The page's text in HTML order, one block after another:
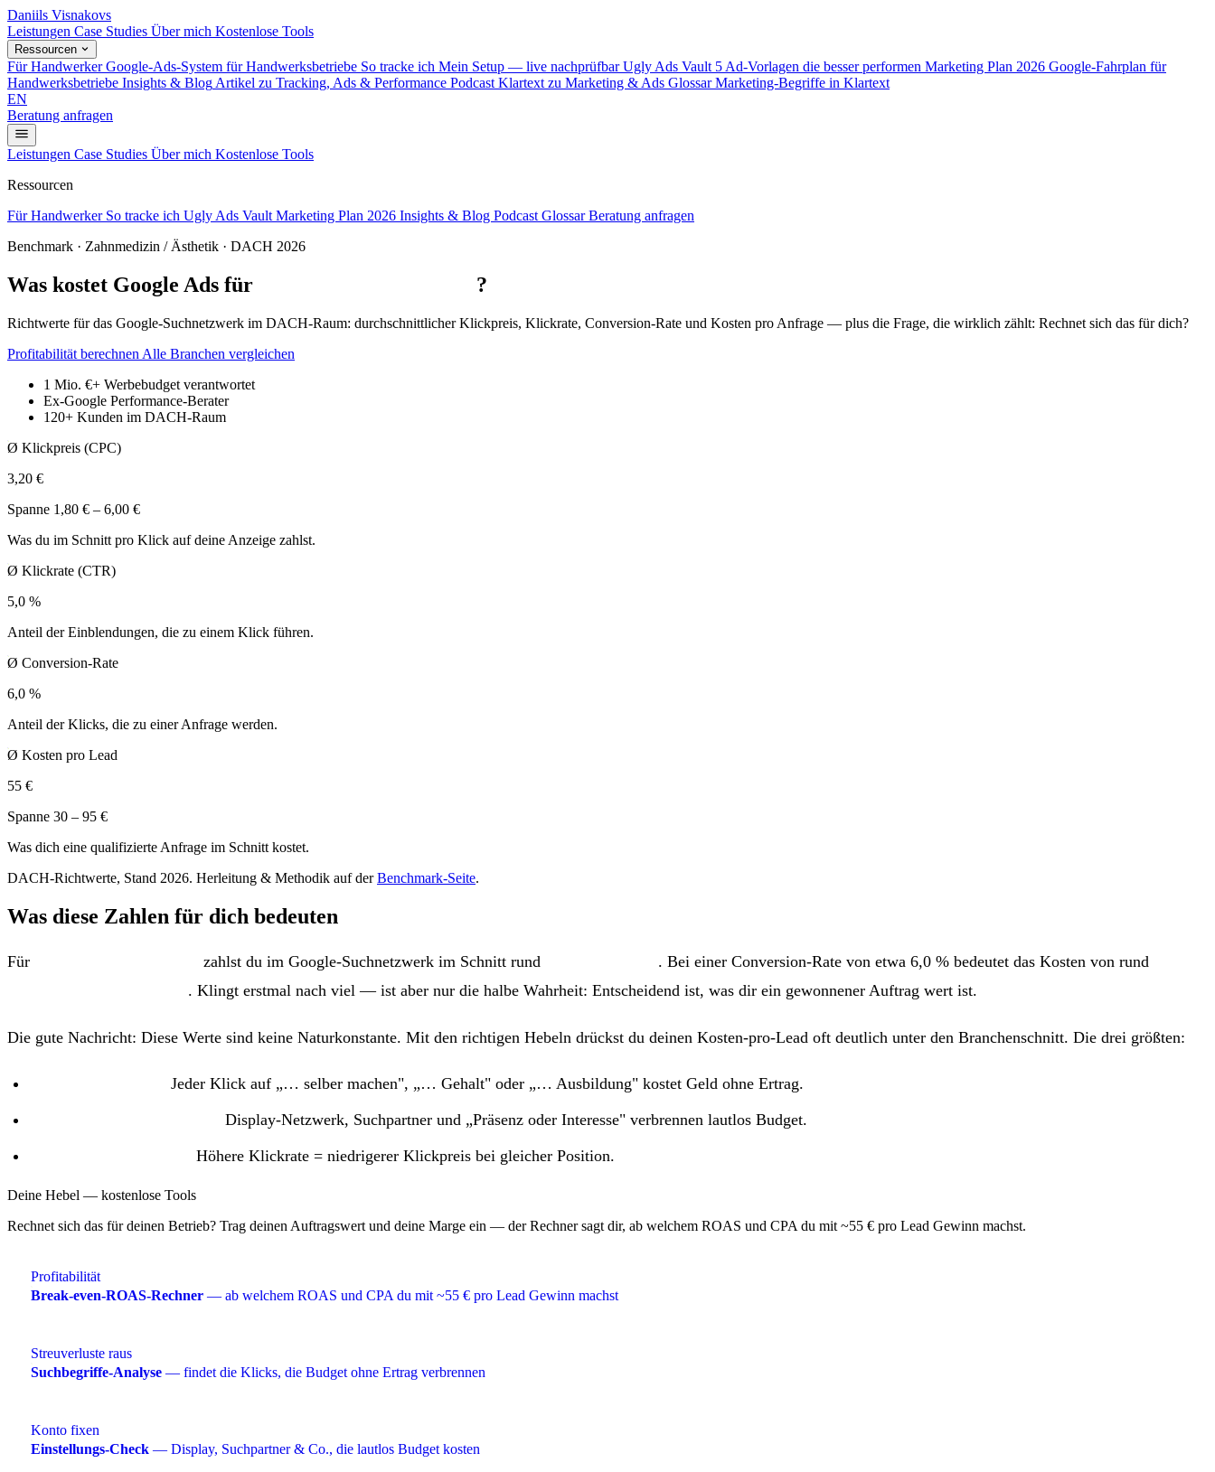
Daniils Visnakovs
Leistungen Case Studies Über mich Kostenlose Tools
Ressourcen
Für Handwerker Google-Ads-System für Handwerksbetriebe So tracke ich Mein Setup — live nachprüfbar Ugly Ads Vault 5 Ad-Vorlagen die besser performen Marketing Plan 2026 Google-Fahrplan für
Handwerksbetriebe Insights & Blog Artikel zu Tracking, Ads & Performance Podcast Klartext zu Marketing & Ads Glossar Marketing-Begriffe in Klartext
EN
Beratung anfragen
Leistungen Case Studies Über mich Kostenlose Tools
Ressourcen
Für Handwerker So tracke ich Ugly Ads Vault Marketing Plan 2026 Insights & Blog Podcast GlossarBeratung anfragen
Benchmark · Zahnmedizin / Ästhetik · DACH 2026
Was kostet Google Ads für ?
Richtwerte für das Google-Suchnetzwerk im DACH-Raum: durchschnittlicher Klickpreis, Klickrate, Conversion-Rate und Kosten pro Anfrage — plus die Frage, die wirklich zählt: Rechnet sich das für dich?
Profitabilität berechnen Alle Branchen vergleichen
1 Mio. €+ Werbebudget verantwortet
Ex-Google Performance-Berater
120+ Kunden im DACH-Raum
Ø Klickpreis (CPC)
3,20 €
Spanne 1,80 € – 6,00 €
Was du im Schnitt pro Klick auf deine Anzeige zahlst.
Ø Klickrate (CTR)
5,0 %
Anteil der Einblendungen, die zu einem Klick führen.
Ø Conversion-Rate
6,0 %
Anteil der Klicks, die zu einer Anfrage werden.
Ø Kosten pro Lead
55 €
Spanne 30 – 95 €
Was dich eine qualifizierte Anfrage im Schnitt kostet.
DACH-Richtwerte, Stand 2026. Herleitung & Methodik auf derBenchmark-Seite.
Was diese Zahlen für dich bedeuten
Für zahlst du im Google-Suchnetzwerk im Schnitt rund . Bei einer Conversion-Rate von etwa 6,0 % bedeutet das Kosten von rund
. Klingt erstmal nach viel — ist aber nur die halbe Wahrheit: Entscheidend ist, was dir ein gewonnener Auftrag wert ist.
Die gute Nachricht: Diese Werte sind keine Naturkonstante. Mit den richtigen Hebeln drückst du deinen Kosten-pro-Lead oft deutlich unter den Branchenschnitt. Die drei größten:
Jeder Klick auf „… selber machen", „… Gehalt" oder „… Ausbildung" kostet Geld ohne Ertrag.
Display-Netzwerk, Suchpartner und „Präsenz oder Interesse" verbrennen lautlos Budget.
Höhere Klickrate = niedrigerer Klickpreis bei gleicher Position.
Deine Hebel — kostenlose Tools
Rechnet sich das für deinen Betrieb? Trag deinen Auftragswert und deine Marge ein — der Rechner sagt dir, ab welchem ROAS und CPA du mit ~55 € pro Lead Gewinn machst.
Profitabilität
Break-even-ROAS-Rechner — ab welchem ROAS und CPA du mit ~55 € pro Lead Gewinn machst
Streuverluste raus
Suchbegriffe-Analyse — findet die Klicks, die Budget ohne Ertrag verbrennen
Konto fixen
Einstellungs-Check — Display, Suchpartner & Co., die lautlos Budget kosten